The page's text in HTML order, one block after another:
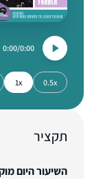
0:00
0:00
0.5x
1x
תקציר
השיעור היום